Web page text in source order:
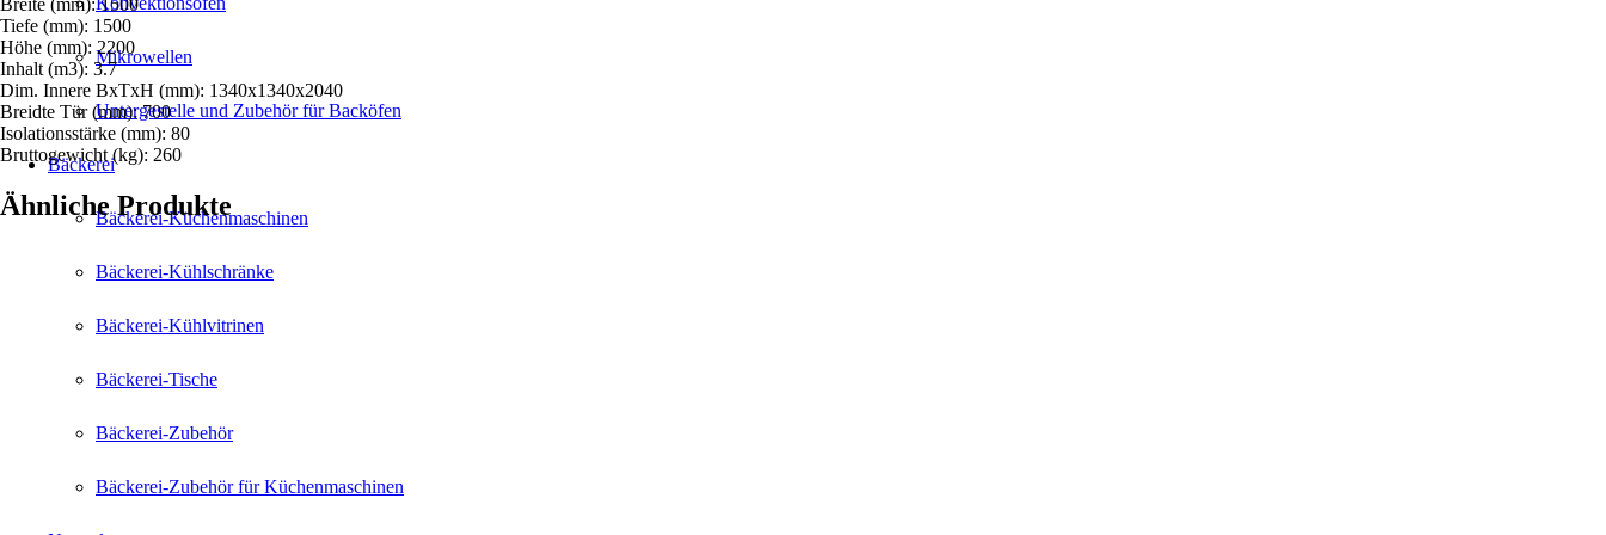
Mikrowellen
Untergestelle und Zubehör für Backöfen
Bäckerei
Bäckerei-Küchenmaschinen
Bäckerei-Kühlschränke
Bäckerei-Kühlvitrinen
Bäckerei-Tische
Bäckerei-Zubehör
Bäckerei-Zubehör für Küchenmaschinen
Breite (mm): 1500
Tiefe (mm): 1500
Höhe (mm): 2200
Inhalt (m3): 3.7
Dim. Innere BxTxH (mm): 1340x1340x2040
Breidte Tür (mm): 700
Isolationsstärke (mm): 80
Bruttogewicht (kg): 260
Ähnliche Produkte